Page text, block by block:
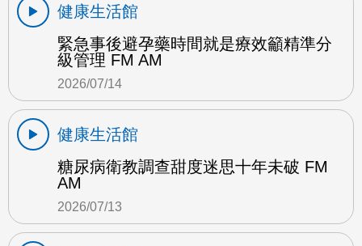
健康生活館
緊急事後避孕藥時間就是療效籲精準分
級管理 FM AM
2026/07/14
健康生活館
糖尿病衛教調查甜度迷思十年未破 FM
AM
2026/07/13